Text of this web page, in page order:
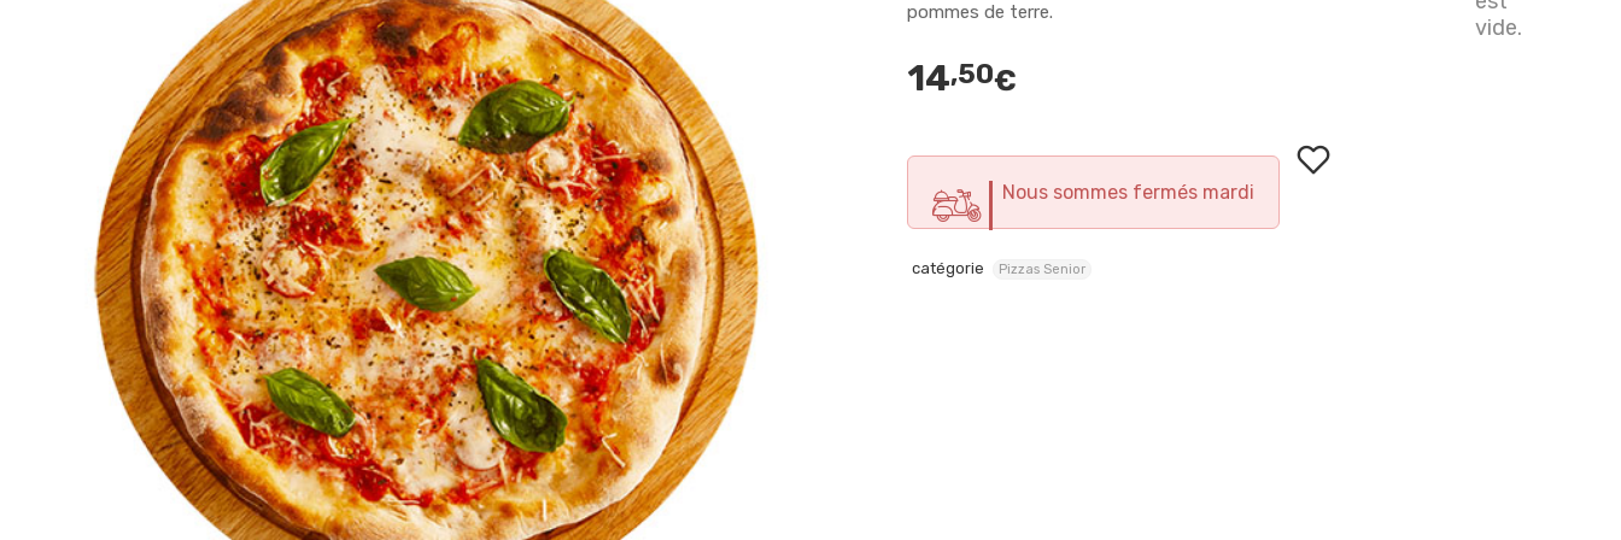
vide.
pommes de terre.
14,50€
Nous sommes fermés mardi
catégorie Pizzas Senior